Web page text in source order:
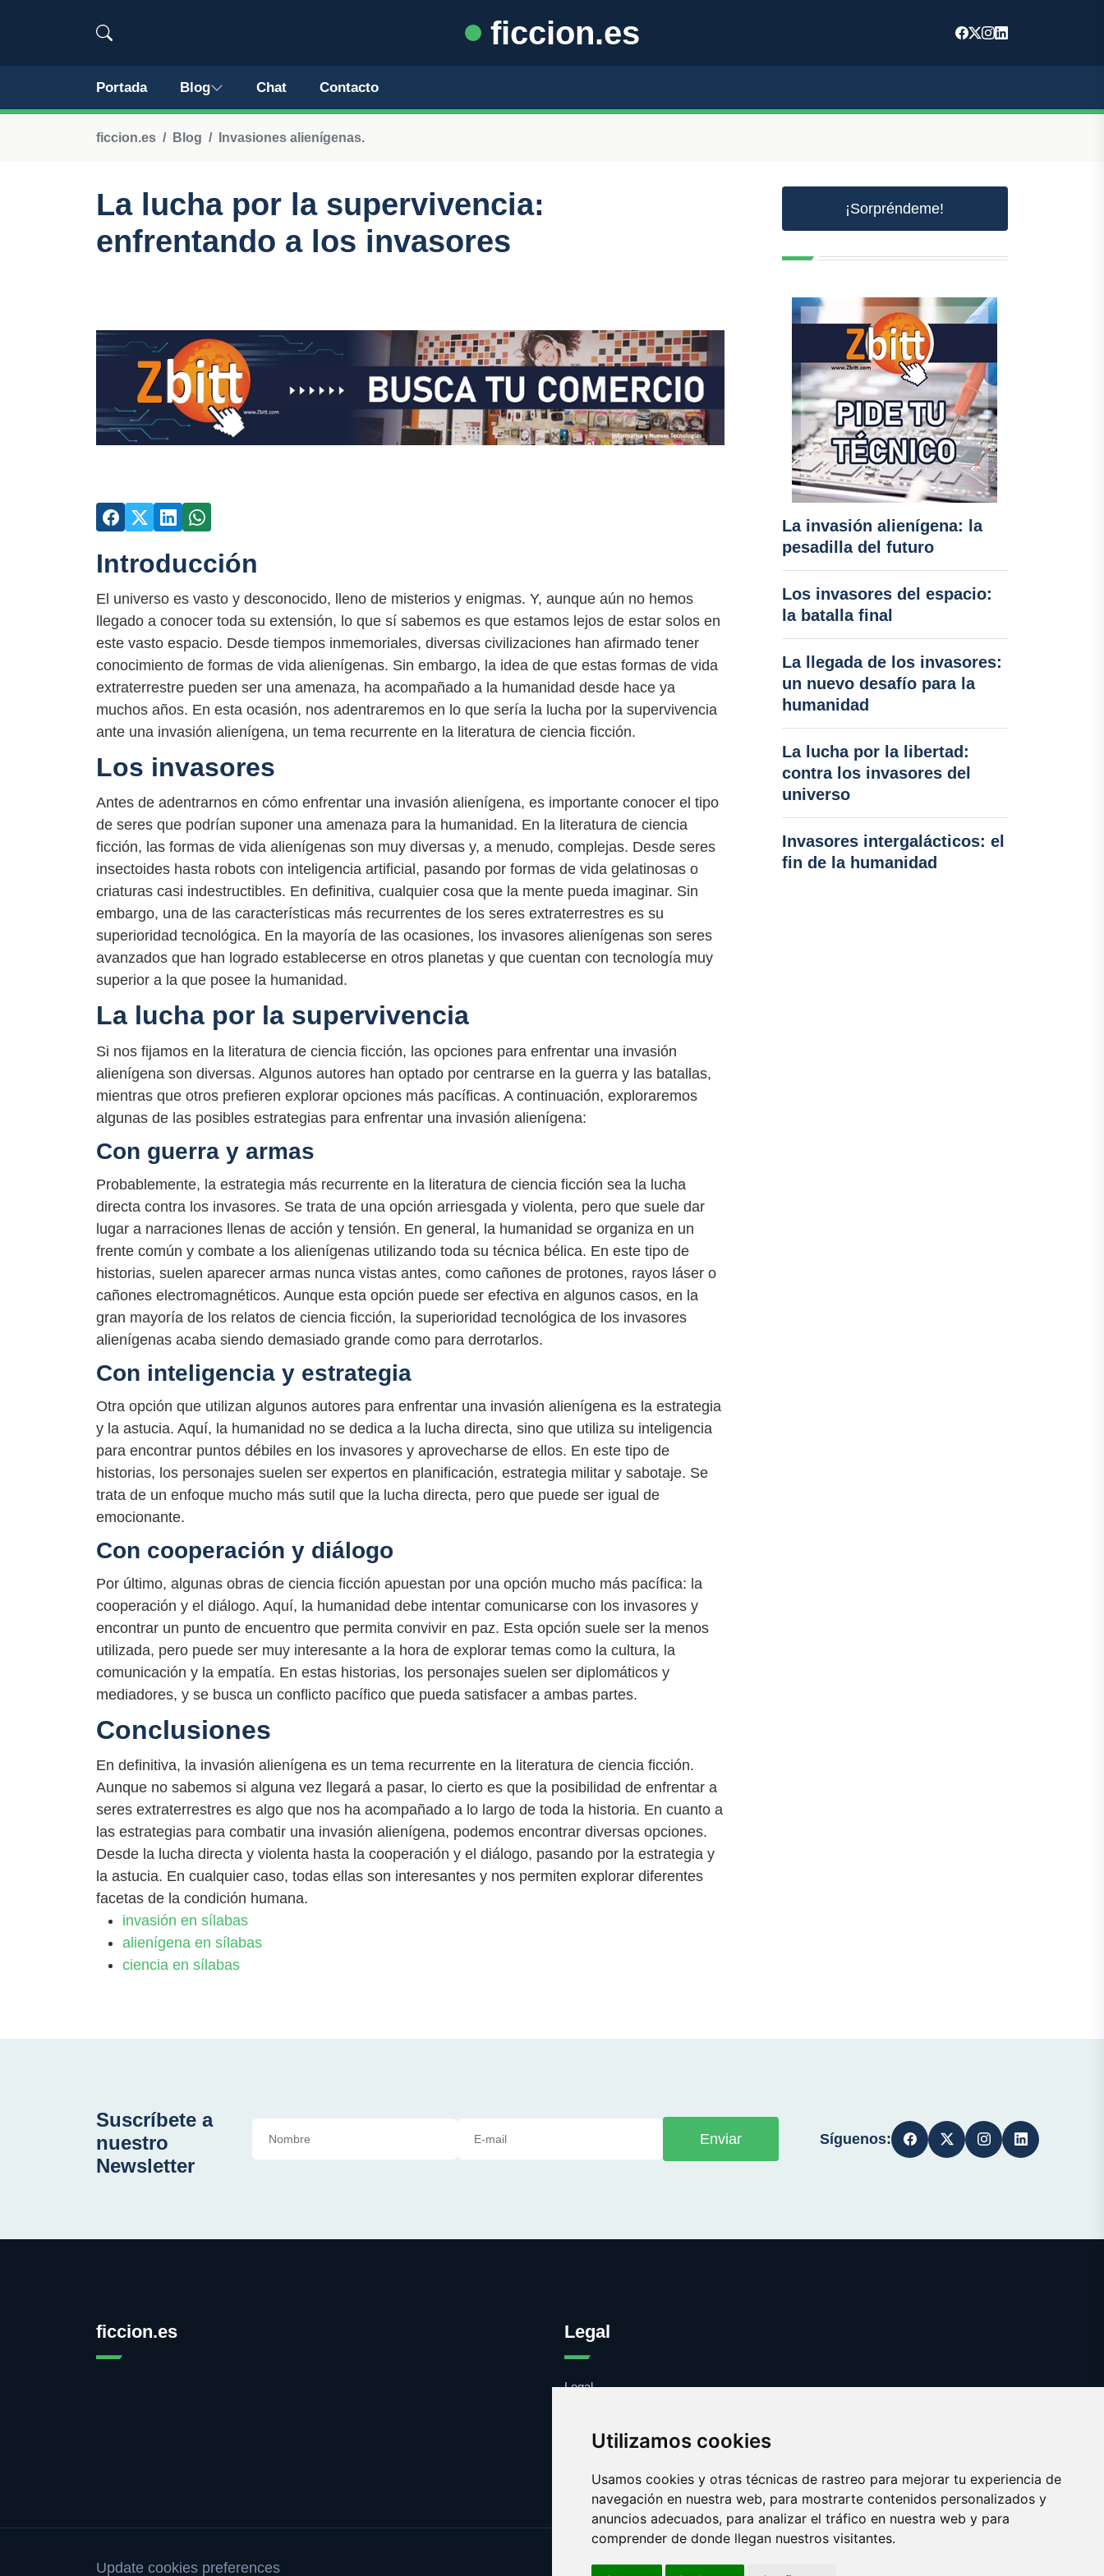
Utilizamos cookies
Usamos cookies y otras técnicas de rastreo para mejorar tu experiencia de
navegación en nuestra web, para mostrarte contenidos personalizados y
anuncios adecuados, para analizar el tráfico en nuestra web y para
comprender de donde llegan nuestros visitantes.
ficcion.es
Portada Blog Chat Contacto
ficcion.es Blog Invasiones alienígenas.
La lucha por la supervivencia:
enfrentando a los invasores
Introducción
El universo es vasto y desconocido, lleno de misterios y enigmas. Y, aunque aún no hemos
llegado a conocer toda su extensión, lo que sí sabemos es que estamos lejos de estar solos en
este vasto espacio. Desde tiempos inmemoriales, diversas civilizaciones han afirmado tener
conocimiento de formas de vida alienígenas. Sin embargo, la idea de que estas formas de vida
extraterrestre pueden ser una amenaza, ha acompañado a la humanidad desde hace ya
muchos años. En esta ocasión, nos adentraremos en lo que sería la lucha por la supervivencia
ante una invasión alienígena, un tema recurrente en la literatura de ciencia ficción.
Los invasores
Antes de adentrarnos en cómo enfrentar una invasión alienígena, es importante conocer el tipo
de seres que podrían suponer una amenaza para la humanidad. En la literatura de ciencia
ficción, las formas de vida alienígenas son muy diversas y, a menudo, complejas. Desde seres
insectoides hasta robots con inteligencia artificial, pasando por formas de vida gelatinosas o
criaturas casi indestructibles. En definitiva, cualquier cosa que la mente pueda imaginar. Sin
embargo, una de las características más recurrentes de los seres extraterrestres es su
superioridad tecnológica. En la mayoría de las ocasiones, los invasores alienígenas son seres
avanzados que han logrado establecerse en otros planetas y que cuentan con tecnología muy
superior a la que posee la humanidad.
La lucha por la supervivencia
Si nos fijamos en la literatura de ciencia ficción, las opciones para enfrentar una invasión
alienígena son diversas. Algunos autores han optado por centrarse en la guerra y las batallas,
mientras que otros prefieren explorar opciones más pacíficas. A continuación, exploraremos
algunas de las posibles estrategias para enfrentar una invasión alienígena:
Con guerra y armas
Probablemente, la estrategia más recurrente en la literatura de ciencia ficción sea la lucha
directa contra los invasores. Se trata de una opción arriesgada y violenta, pero que suele dar
lugar a narraciones llenas de acción y tensión. En general, la humanidad se organiza en un
frente común y combate a los alienígenas utilizando toda su técnica bélica. En este tipo de
historias, suelen aparecer armas nunca vistas antes, como cañones de protones, rayos láser o
cañones electromagnéticos. Aunque esta opción puede ser efectiva en algunos casos, en la
gran mayoría de los relatos de ciencia ficción, la superioridad tecnológica de los invasores
alienígenas acaba siendo demasiado grande como para derrotarlos.
Con inteligencia y estrategia
Otra opción que utilizan algunos autores para enfrentar una invasión alienígena es la estrategia
y la astucia. Aquí, la humanidad no se dedica a la lucha directa, sino que utiliza su inteligencia
para encontrar puntos débiles en los invasores y aprovecharse de ellos. En este tipo de
historias, los personajes suelen ser expertos en planificación, estrategia militar y sabotaje. Se
trata de un enfoque mucho más sutil que la lucha directa, pero que puede ser igual de
emocionante.
Con cooperación y diálogo
Por último, algunas obras de ciencia ficción apuestan por una opción mucho más pacífica: la
cooperación y el diálogo. Aquí, la humanidad debe intentar comunicarse con los invasores y
encontrar un punto de encuentro que permita convivir en paz. Esta opción suele ser la menos
utilizada, pero puede ser muy interesante a la hora de explorar temas como la cultura, la
comunicación y la empatía. En estas historias, los personajes suelen ser diplomáticos y
mediadores, y se busca un conflicto pacífico que pueda satisfacer a ambas partes.
Conclusiones
En definitiva, la invasión alienígena es un tema recurrente en la literatura de ciencia ficción.
Aunque no sabemos si alguna vez llegará a pasar, lo cierto es que la posibilidad de enfrentar a
seres extraterrestres es algo que nos ha acompañado a lo largo de toda la historia. En cuanto a
las estrategias para combatir una invasión alienígena, podemos encontrar diversas opciones.
Desde la lucha directa y violenta hasta la cooperación y el diálogo, pasando por la estrategia y
la astucia. En cualquier caso, todas ellas son interesantes y nos permiten explorar diferentes
facetas de la condición humana.
invasión en sílabas
alienígena en sílabas
ciencia en sílabas
¡Sorpréndeme!
La invasión alienígena: la
pesadilla del futuro
Los invasores del espacio:
la batalla final
La llegada de los invasores:
un nuevo desafío para la
humanidad
La lucha por la libertad:
contra los invasores del
universo
Invasores intergalácticos: el
fin de la humanidad
Suscríbete a
nuestro
Newsletter
Enviar Síguenos:
ficcion.es Legal
Legal
Contacto
Update cookies preferences